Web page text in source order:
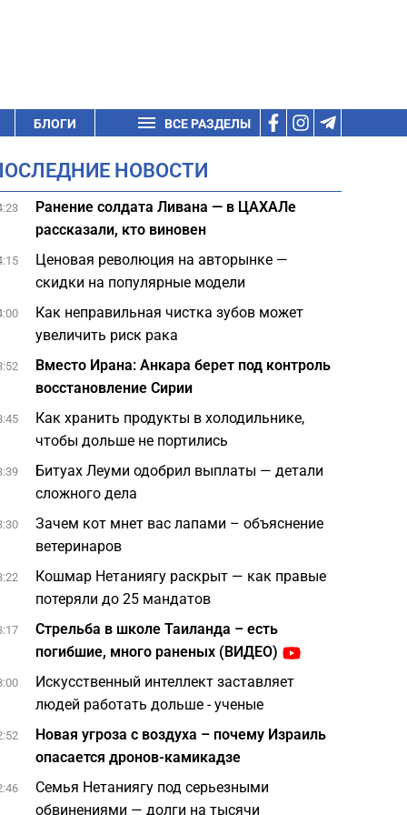
БЛОГИ ВСЕ РАЗДЕЛЫ
НОВОСТИ
Ранение солдата Ливана — в ЦАХАЛе
рассказали, кто виновен
Ценовая революция на авторынке —
скидки на популярные модели
Как неправильная чистка зубов может
увеличить риск рака
Вместо Ирана: Анкара берет под контроль
восстановление Сирии
Как хранить продукты в холодильнике,
чтобы дольше не портились
Битуах Леуми одобрил выплаты — детали
сложного дела
Зачем кот мнет вас лапами – объяснение
ветеринаров
Кошмар Нетаниягу раскрыт — как правые
потеряли до 25 мандатов
Стрельба в школе Таиланда – есть
погибшие, много раненых (ВИДЕО)
Искусственный интеллект заставляет
людей работать дольше - ученые
Новая угроза с воздуха – почему Израиль
опасается дронов-камикадзе
Семья Нетаниягу под серьезными
обвинениями — долги на тысячи